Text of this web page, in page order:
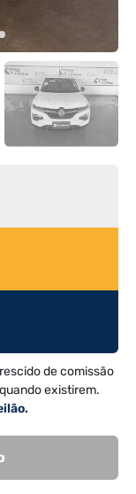
de comissão
existirem.